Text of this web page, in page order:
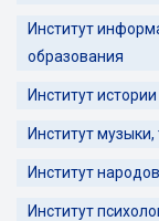
Институт
образования
Институт
Институт
Институт
Институт